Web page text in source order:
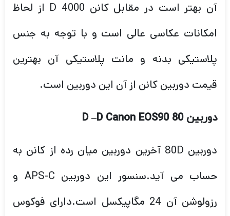
آن بهتر است در مقابل کانن 4000 D از لحاظ
امکانات عکاسی عالی است و با توجه به جنس
پلاستیکی بدنه و مانت پلاستیکی آن بهترین
قیمت دوربین کانن از آن این دوربین است.
دوربین80 D
–D Canon EOS90
دوربین 80D آخرین دوربین میان رده از کانن به
حساب می آید.سنسور این دوربین APS-C و
رزولوشن آن 24 مگاپیکسل است.دارای فوکوس